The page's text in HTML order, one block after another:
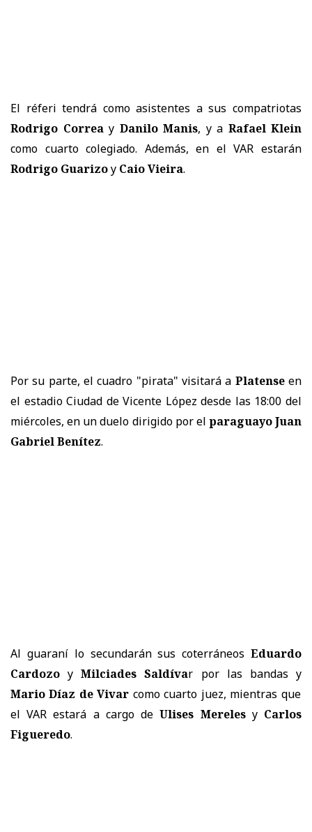
El réferi tendrá como asistentes a sus compatriotas
Rodrigo Correay Danilo Manis, y a Rafael Klein
como cuarto colegiado. Además, en el VAR estarán
Rodrigo Guarizoy Caio Vieira.
Por su parte, el cuadro "pirata" visitará a Platenseen
el estadio Ciudad de Vicente López desde las 18:00 del
miércoles, en un duelo dirigido por el paraguayo Juan
Gabriel Benítez.
Al guaraní lo secundarán sus coterráneos Eduardo
Cardozo yMilciades Saldívar por las bandas y
Mario Díaz de Vivar como cuarto juez, mientras que
el VAR estará a cargo deUlises MerelesyCarlos
Figueredo.